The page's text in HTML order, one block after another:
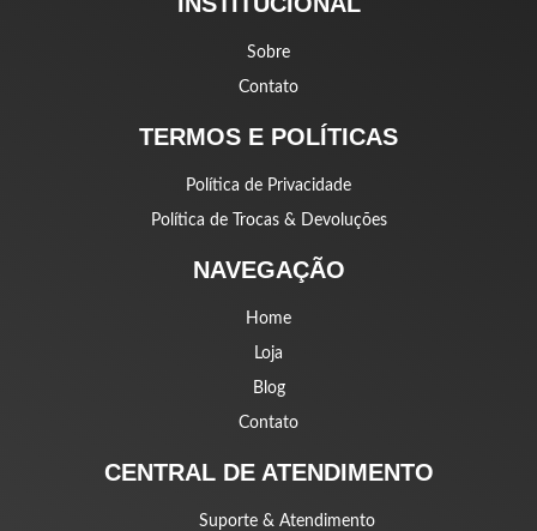
Sobre
Contato
TERMOS E POLÍTICAS
Política de Privacidade
Política de Trocas & Devoluções
NAVEGAÇÃO
Home
Loja
Blog
Contato
CENTRAL DE ATENDIMENTO
Suporte & Atendimento